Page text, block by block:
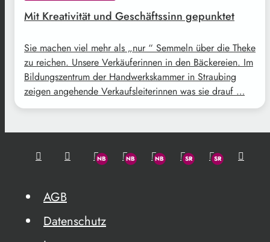
Mit Kreativität und Geschäftssinn gepunktet
Sie machen viel mehr als „nur “ Semmeln über die Theke
zu reichen. Unsere Verkäuferinnen in den Bäckereien. Im
Bildungszentrum der Handwerkskammer in Straubing
zeigen angehende Verkaufsleiterinnen was sie drauf …
AGB
Datenschutz